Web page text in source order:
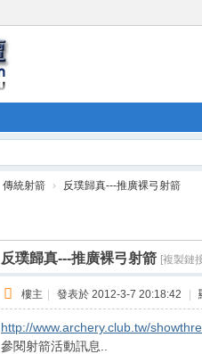
傳統射箭 › 反璞歸真---推廣裸弓射箭
反璞歸真---推廣裸弓射箭 [複製鏈
樓主 | 發表於 2012-3-7 20:18:42 |
http://www.archery.club.tw/
參閱射箭活動訊息..